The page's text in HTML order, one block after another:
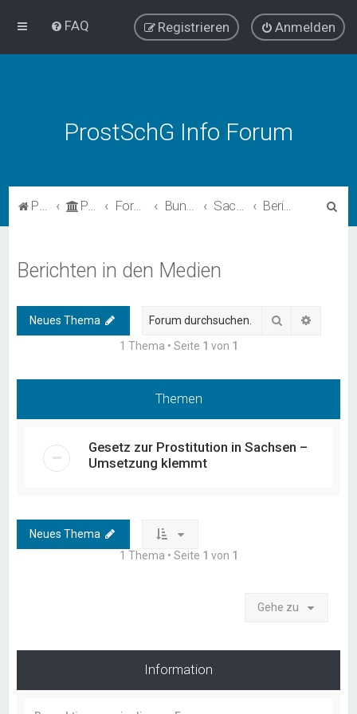
FAQ Anmelden
Registrieren
ProstSchG Info Forum
ProstSchG Portal Forum Bundesländer - Umsetzung und Erfahrungen mit ProstSchG Sachsen Berichten in den Medien
Berichten in den Medien
Neues Thema Suche
1 Thema • Seite 1 von 1
Themen
Gesetz zur Prostitution in Sachsen –
Umsetzung klemmt
Neues Thema
1 Thema • Seite 1 von 1
Gehe zu
Information